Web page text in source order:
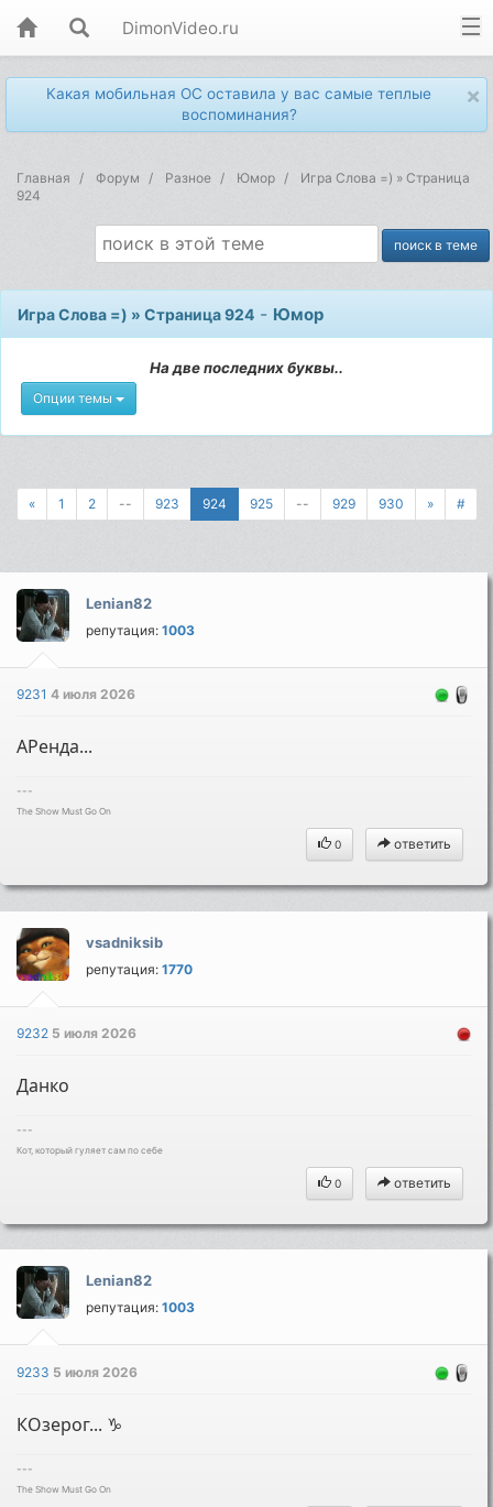
DimonVideo.ru
×
Какая мобильная ОС оставила у вас самые теплые
воспоминания?
Главная Форум Разное Юмор
Игра Слова =) » Страница
924
Игра Слова =) » Страница 924 - Юмор
На две последних буквы..
Опции темы
« 1 2 -- 923 924 925 -- 929 930 » #
Lenian82
репутация:1003
92314 июля 2026
АРенда...
---
The Show Must Go On
0 ответить
vsadniksib
репутация:1770
9232 5 июля 2026
Данко
---
Кот, который гуляет сам по себе
0 ответить
Lenian82
репутация:1003
9233 5 июля 2026
КОзерог... ♑
---
The Show Must Go On